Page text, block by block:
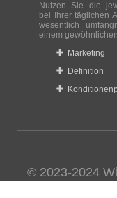
Nutzen Sie die
bei Ihrer täglichen
wesentlich
einem
Marketing
Definition
© 2023-2024